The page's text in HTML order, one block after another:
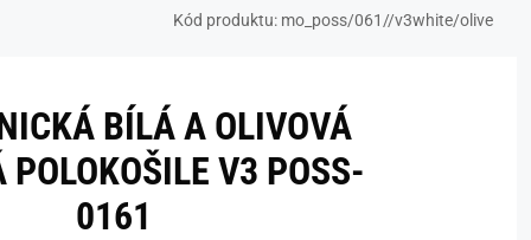
Kód produktu: mo_poss/061//v3white/olive
BÍLÁ A OLIVOVÁ
POLOKOŠILE V3 POSS-
0161